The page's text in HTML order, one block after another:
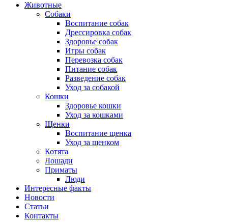
Животные
Собаки
Воспитание собак
Дрессировка собак
Здоровье собак
Игры собак
Перевозка собак
Питание собак
Разведение собак
Уход за собакой
Кошки
Здоровье кошки
Уход за кошками
Щенки
Воспитание щенка
Уход за щенком
Котята
Лошади
Приматы
Люди
Интересные факты
Новости
Статьи
Контакты